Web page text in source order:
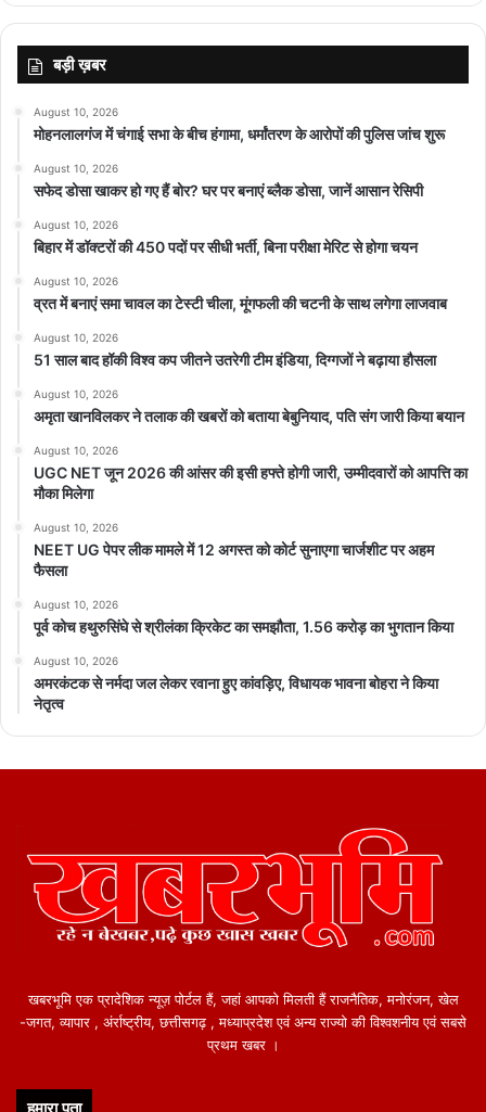
बड़ी ख़बर
August 10, 2026
मोहनलालगंज में चंगाई सभा के बीच हंगामा, धर्मांतरण के आरोपों की पुलिस जांच शुरू
August 10, 2026
सफेद डोसा खाकर हो गए हैं बोर? घर पर बनाएं ब्लैक डोसा, जानें आसान रेसिपी
August 10, 2026
बिहार में डॉक्टरों की 450 पदों पर सीधी भर्ती, बिना परीक्षा मेरिट से होगा चयन
August 10, 2026
व्रत में बनाएं समा चावल का टेस्टी चीला, मूंगफली की चटनी के साथ लगेगा लाजवाब
August 10, 2026
51 साल बाद हॉकी विश्व कप जीतने उतरेगी टीम इंडिया, दिग्गजों ने बढ़ाया हौसला
August 10, 2026
अमृता खानविलकर ने तलाक की खबरों को बताया बेबुनियाद, पति संग जारी किया बयान
August 10, 2026
UGC NET जून 2026 की आंसर की इसी हफ्ते होगी जारी, उम्मीदवारों को आपत्ति का
मौका मिलेगा
August 10, 2026
NEET UG पेपर लीक मामले में 12 अगस्त को कोर्ट सुनाएगा चार्जशीट पर अहम
फैसला
August 10, 2026
पूर्व कोच हथुरुसिंघे से श्रीलंका क्रिकेट का समझौता, 1.56 करोड़ का भुगतान किया
August 10, 2026
अमरकंटक से नर्मदा जल लेकर रवाना हुए कांवड़िए, विधायक भावना बोहरा ने किया
नेतृत्व
खबरभूमि एक प्रादेशिक न्यूज़ पोर्टल हैं, जहां आपको मिलती हैं राजनैतिक, मनोरंजन, खेल
-जगत, व्यापार , अंर्राष्ट्रीय, छत्तीसगढ़ , मध्याप्रदेश एवं अन्य राज्यो की विश्वशनीय एवं सबसे
प्रथम खबर ।